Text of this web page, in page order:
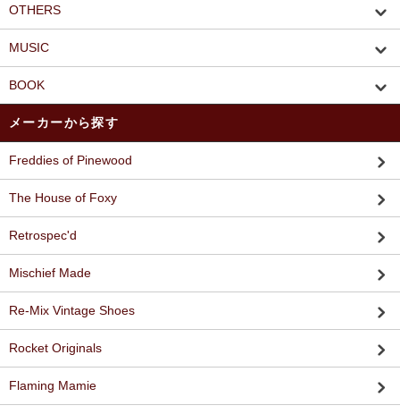
OTHERS
MUSIC
BOOK
メーカーから探す
Freddies of Pinewood
The House of Foxy
Retrospec'd
Mischief Made
Re-Mix Vintage Shoes
Rocket Originals
Flaming Mamie